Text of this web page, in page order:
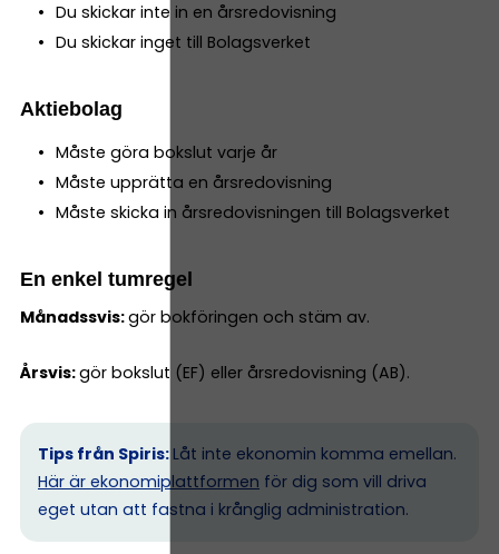
Du skickar inte in en årsredovisning
Du skickar inget till Bolagsverket
Aktiebolag
Måste göra bokslut varje år
Måste upprätta en årsredovisning
Måste skicka in årsredovisningen till Bolagsverket
En enkel tumregel
Månadssvis:gör bokföringen och stäm av.
Årsvis:gör bokslut (EF) eller årsredovisning (AB).
Tips från Spiris: Låt inte ekonomin komma emellan.
Här är ekonomiplattformen för dig som vill driva
eget utan att fastna i krånglig administration.